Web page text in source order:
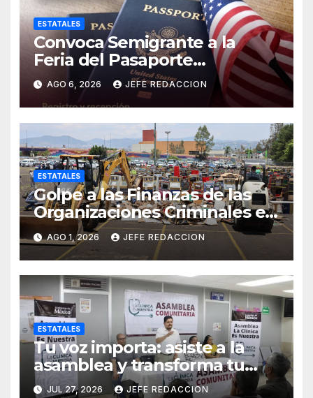
ESTATALES
Convoca Semigrante a la
Feria del Pasaporte
Estadounidense 2026
AGO 6, 2026 JEFE REDACCION
ESTATALES
Golpe a las Finanzas de las
Organizaciones Criminales en
Operativos
Interinstitucionales
AGO 1, 2026 JEFE REDACCION
ESTATALES
Tu voz importa: asiste a la
asamblea y transforma tu
clínica del IMSS-Bienestar
JUL 27, 2026 JEFE REDACCION